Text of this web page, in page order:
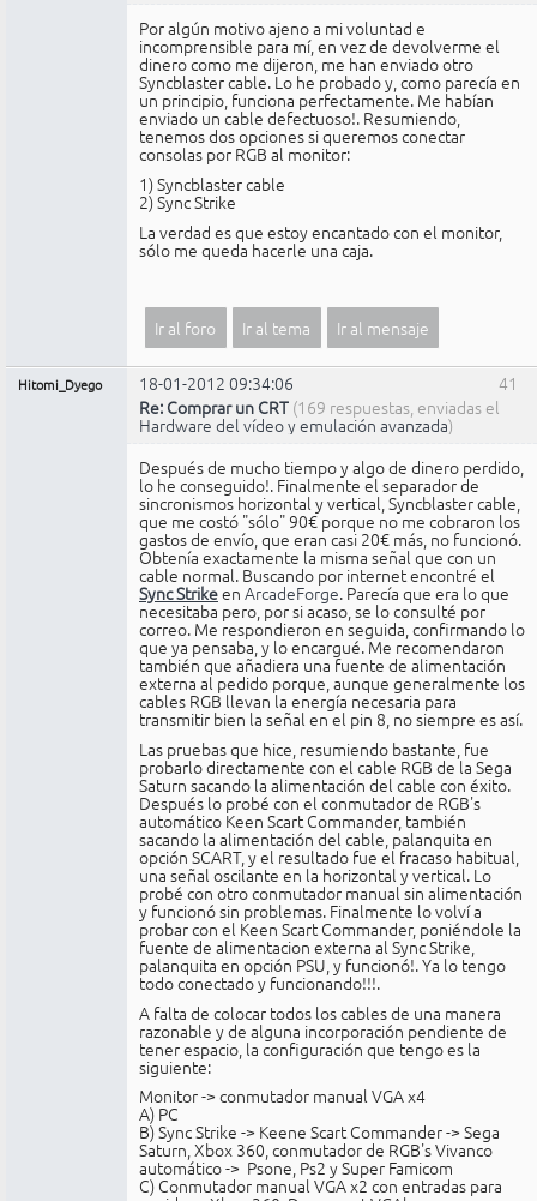
Por algún motivo ajeno a mi voluntad e
incomprensible para mí, en vez de devolverme el
dinero como me dijeron, me han enviado otro
Syncblaster cable. Lo he probado y, como parecía en
un principio, funciona perfectamente. Me habían
enviado un cable defectuoso!. Resumiendo,
tenemos dos opciones si queremos conectar
consolas por RGB al monitor:
1) Syncblaster cable
2) Sync Strike
La verdad es que estoy encantado con el monitor,
sólo me queda hacerle una caja.
Ir al foro Ir al tema Ir al mensaje
41
Hitomi_Dyego
18-01-2012 09:34:06
Re: Comprar un CRT (169 respuestas, enviadas el
Hardware del vídeo y emulación avanzada)
Después de mucho tiempo y algo de dinero perdido,
lo he conseguido!. Finalmente el separador de
sincronismos horizontal y vertical, Syncblaster cable,
que me costó "sólo" 90€ porque no me cobraron los
gastos de envío, que eran casi 20€ más, no funcionó.
Obtenía exactamente la misma señal que con un
cable normal. Buscando por internet encontré el
Sync Strikeen ArcadeForge. Parecía que era lo que
necesitaba pero, por si acaso, se lo consulté por
correo. Me respondieron en seguida, confirmando lo
que ya pensaba, y lo encargué. Me recomendaron
también que añadiera una fuente de alimentación
externa al pedido porque, aunque generalmente los
cables RGB llevan la energía necesaria para
transmitir bien la señal en el pin 8, no siempre es así.
Las pruebas que hice, resumiendo bastante, fue
probarlo directamente con el cable RGB de la Sega
Saturn sacando la alimentación del cable con éxito.
Después lo probé con el conmutador de RGB's
automático Keen Scart Commander, también
sacando la alimentación del cable, palanquita en
opción SCART, y el resultado fue el fracaso habitual,
una señal oscilante en la horizontal y vertical. Lo
probé con otro conmutador manual sin alimentación
y funcionó sin problemas. Finalmente lo volví a
probar con el Keen Scart Commander, poniéndole la
fuente de alimentacion externa al Sync Strike,
palanquita en opción PSU, y funcionó!. Ya lo tengo
todo conectado y funcionando!!!.
A falta de colocar todos los cables de una manera
razonable y de alguna incorporación pendiente de
tener espacio, la configuración que tengo es la
siguiente:
Monitor -> conmutador manual VGA x4
A) PC
B) Sync Strike -> Keene Scart Commander -> Sega
Saturn, Xbox 360, conmutador de RGB's Vivanco
automático -> Psone, Ps2 y Super Famicom
C) Conmutador manual VGA x2 con entradas para